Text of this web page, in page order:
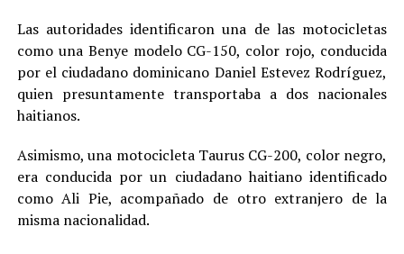
Las autoridades identificaron una de las motocicletas
como una Benye modelo CG-150, color rojo, conducida
por el ciudadano dominicano Daniel Estevez Rodríguez,
quien presuntamente transportaba a dos nacionales
haitianos.
Asimismo, una motocicleta Taurus CG-200, color negro,
era conducida por un ciudadano haitiano identificado
como Ali Pie, acompañado de otro extranjero de la
misma nacionalidad.